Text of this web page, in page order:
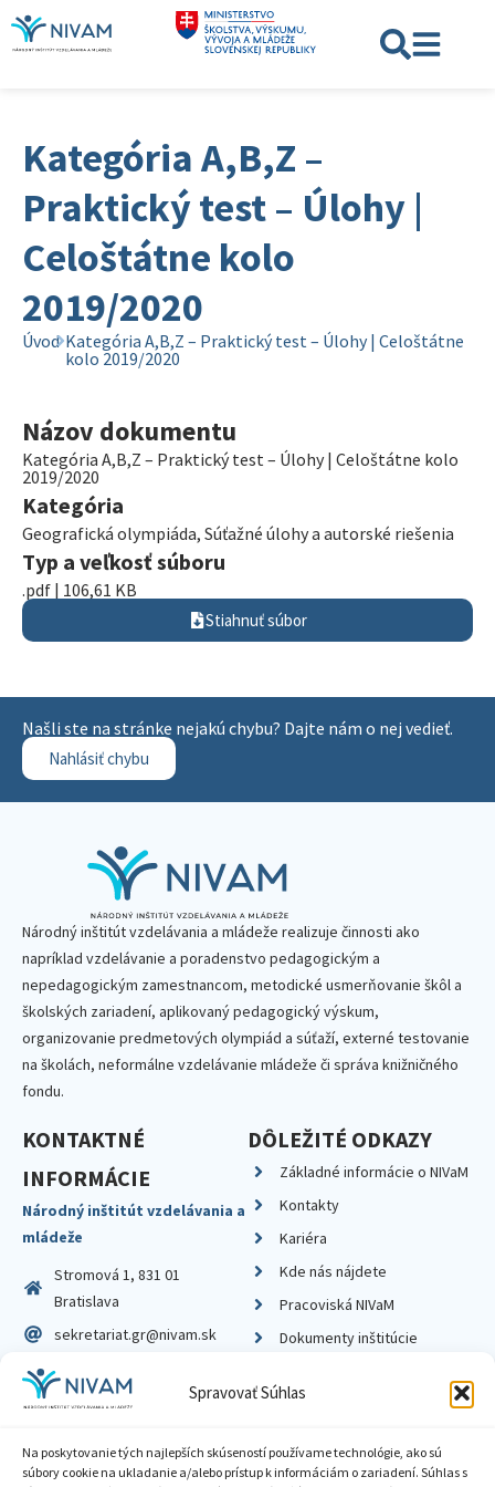
Spravovať Súhlas
Na poskytovanie tých najlepších skúseností používame technológie, ako sú
súbory cookie na ukladanie a/alebo prístup k informáciám o zariadení. Súhlas s
Kategória A,B,Z –
Praktický test – Úlohy |
Celoštátne kolo
2019/2020
Úvod Kategória A,B,Z – Praktický test – Úlohy | Celoštátne
kolo 2019/2020
Názov dokumentu
Kategória A,B,Z – Praktický test – Úlohy | Celoštátne kolo
2019/2020
Kategória
Geografická olympiáda, Súťažné úlohy a autorské riešenia
Typ a veľkosť súboru
.pdf | 106,61 KB
Stiahnuť súbor
Našli ste na stránke nejakú chybu? Dajte nám o nej vedieť.
Nahlásiť chybu
Národný inštitút vzdelávania a mládeže realizuje činnosti ako
napríklad vzdelávanie a poradenstvo pedagogickým a
nepedagogickým zamestnancom, metodické usmerňovanie škôl a
školských zariadení, aplikovaný pedagogický výskum,
organizovanie predmetových olympiád a súťaží, externé testovanie
na školách, neformálne vzdelávanie mládeže či správa knižničného
fondu.
KONTAKTNÉ
INFORMÁCIE
Národný inštitút vzdelávania a
mládeže
Stromová 1, 831 01
Bratislava
sekretariat.gr@nivam.sk
IČO: 00164348
DIČ: 2020798714
DÔLEŽITÉ ODKAZY
Základné informácie o NIVaM
Kontakty
Kariéra
Kde nás nájdete
Pracoviská NIVaM
Dokumenty inštitúcie